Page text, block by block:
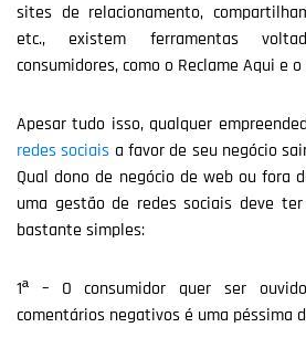
sites de relacionamento,
etc., existem ferramentas
consumidores, como o Reclame Aqui e
Apesar tudo isso, qualquer
redes sociais a favor de seu negócio
Qual dono de negócio de web ou fora
uma gestão de redes sociais deve
bastante simples:
1ª – O consumidor quer ser
comentários negativos é uma péssima